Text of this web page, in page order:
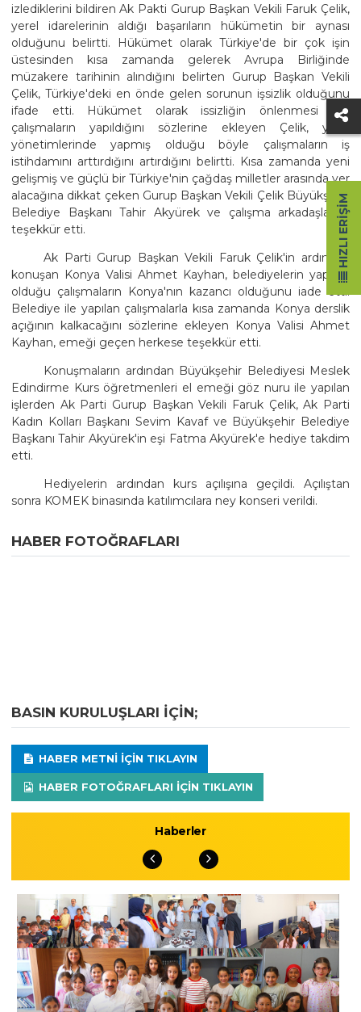
izlediklerini bildiren Ak Pakti Gurup Başkan Vekili Faruk Çelik,
yerel idarelerinin aldığı başarıların hükümetin bir aynası
olduğunu belirtti. Hükümet olarak Türkiye'de bir çok işin
üstesinden kısa zamanda gelerek Avrupa Birliğinde
müzakere tarihinin alındığını belirten Gurup Başkan Vekili
Çelik, Türkiye'deki en önde gelen sorunun işsizlik olduğunu
ifade etti. Hükümet olarak issizliğin önlenmesi için
çalışmaların yapıldığını sözlerine ekleyen Çelik, yerel
yönetimlerinde yapmış olduğu böyle çalışmaların iş
istihdamını arttırdığını artırdığını belirtti. Kısa zamanda yeni
gelişmiş ve güçlü bir Türkiye'nin çağdaş milletler arasında yer
alacağına dikkat çeken Gurup Başkan Vekili Çelik Büyükşehir
Belediye Başkanı Tahir Akyürek ve çalışma arkadaşlarına
teşekkür etti.
Ak Parti Gurup Başkan Vekili Faruk Çelik'in ardından
konuşan Konya Valisi Ahmet Kayhan, belediyelerin yapmış
olduğu çalışmaların Konya'nın kazancı olduğunu iade etti.
Belediye ile yapılan çalışmalarla kısa zamanda Konya derslik
açığının kalkacağını sözlerine ekleyen Konya Valisi Ahmet
Kayhan, emeği geçen herkese teşekkür etti.
Konuşmaların ardından Büyükşehir Belediyesi Meslek
Edindirme Kurs öğretmenleri el emeği göz nuru ile yapılan
işlerden Ak Parti Gurup Başkan Vekili Faruk Çelik, Ak Parti
Kadın Kolları Başkanı Sevim Kavaf ve Büyükşehir Belediye
Başkanı Tahir Akyürek'in eşi Fatma Akyürek'e hediye takdim
etti.
Hediyelerin ardından kurs açılışına geçildi. Açılıştan
sonra KOMEK binasında katılımcılara ney konseri verildi.
HABER FOTOĞRAFLARI
BASIN KURULUŞLARI IÇIN;
HABER METNI IÇIN TIKLAYIN
HABER FOTOĞRAFLARI IÇIN TIKLAYIN
Haberler
HIZLI ERIŞIM